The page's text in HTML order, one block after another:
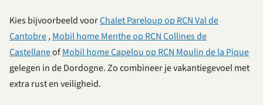
Kies bijvoorbeeld voorChalet Pareloup op RCN Val de
Cantobre,Mobil home Menthe op RCN Collines de
CastellaneofMobil home Capelou op RCN Moulin de la Pique
gelegen in de Dordogne. Zo combineer je vakantiegevoel met
extra rust en veiligheid.